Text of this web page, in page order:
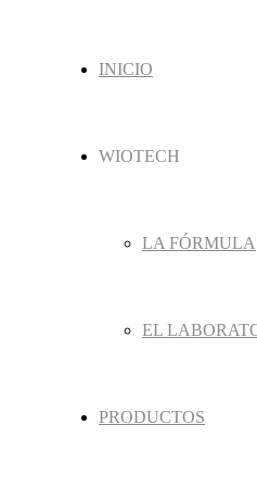
INICIO
WIOTECH
LA FÓRMULA
EL
PRODUCTOS